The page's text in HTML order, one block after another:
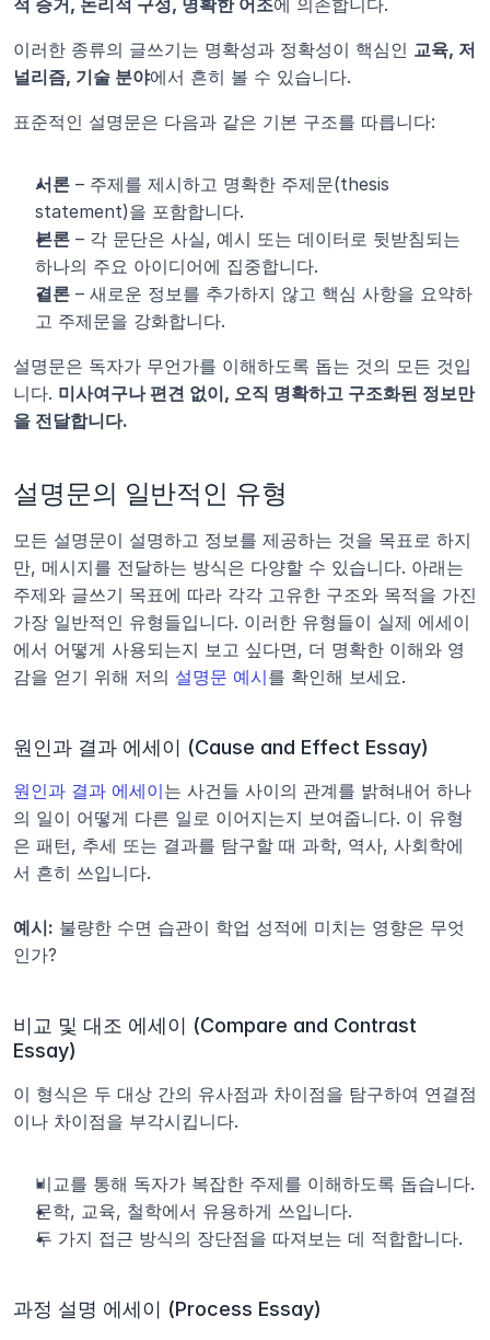
적 증거, 논리적 구성, 명확한 어조에 의존합니다.
이러한 종류의 글쓰기는 명확성과 정확성이 핵심인 교육, 저
널리즘, 기술 분야에서 흔히 볼 수 있습니다.
표준적인 설명문은 다음과 같은 기본 구조를 따릅니다:
서론 – 주제를 제시하고 명확한 주제문(thesis
statement)을 포함합니다.
본론 – 각 문단은 사실, 예시 또는 데이터로 뒷받침되는
하나의 주요 아이디어에 집중합니다.
결론 – 새로운 정보를 추가하지 않고 핵심 사항을 요약하
고 주제문을 강화합니다.
설명문은 독자가 무언가를 이해하도록 돕는 것의 모든 것입
니다. 미사여구나 편견 없이, 오직 명확하고 구조화된 정보만
을 전달합니다.
설명문의 일반적인 유형
모든 설명문이 설명하고 정보를 제공하는 것을 목표로 하지
만, 메시지를 전달하는 방식은 다양할 수 있습니다. 아래는
주제와 글쓰기 목표에 따라 각각 고유한 구조와 목적을 가진
가장 일반적인 유형들입니다. 이러한 유형들이 실제 에세이
에서 어떻게 사용되는지 보고 싶다면, 더 명확한 이해와 영
감을 얻기 위해 저의 설명문 예시를 확인해 보세요.
원인과 결과 에세이 (Cause and Effect Essay)
원인과 결과 에세이는 사건들 사이의 관계를 밝혀내어 하나
의 일이 어떻게 다른 일로 이어지는지 보여줍니다. 이 유형
은 패턴, 추세 또는 결과를 탐구할 때 과학, 역사, 사회학에
서 흔히 쓰입니다.
예시: 불량한 수면 습관이 학업 성적에 미치는 영향은 무엇
인가?
비교 및 대조 에세이 (Compare and Contrast
Essay)
이 형식은 두 대상 간의 유사점과 차이점을 탐구하여 연결점
이나 차이점을 부각시킵니다.
비교를 통해 독자가 복잡한 주제를 이해하도록 돕습니다.
문학, 교육, 철학에서 유용하게 쓰입니다.
두 가지 접근 방식의 장단점을 따져보는 데 적합합니다.
과정 설명 에세이 (Process Essay)